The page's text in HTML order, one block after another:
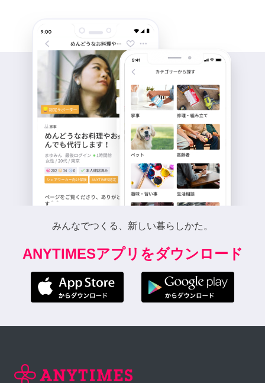
みんなでつくる、新しい暮らしかた。
ANYTIMESアプリをダウンロード